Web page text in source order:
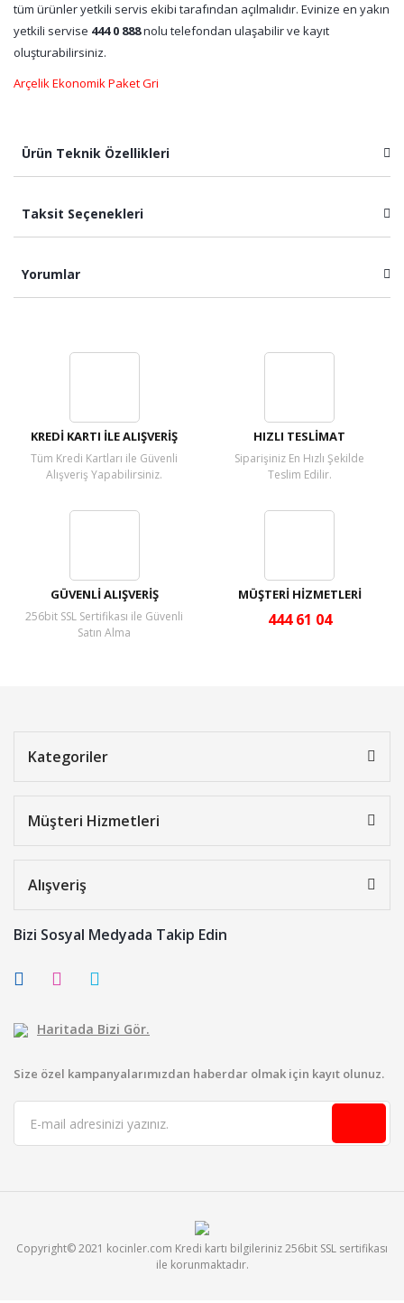
tüm ürünler yetkili servis ekibi tarafından açılmalıdır. Evinize en yakın
yetkili servise 444 0 888nolu telefondan ulaşabilir ve kayıt
oluşturabilirsiniz.
Arçelik Ekonomik Paket Gri
Ürün Teknik Özellikleri
Taksit Seçenekleri
Yorumlar
KREDİ KARTI İLE ALIŞVERİŞ
Tüm Kredi Kartları ile Güvenli
Alışveriş Yapabilirsiniz.
HIZLI TESLİMAT
Siparişiniz En Hızlı Şekilde
Teslim Edilir.
GÜVENLİ ALIŞVERİŞ
256bit SSL Sertifikası ile Güvenli
Satın Alma
MÜŞTERİ HİZMETLERİ
444 61 04
Kategoriler
Müşteri Hizmetleri
Alışveriş
Bizi Sosyal Medyada Takip Edin
Haritada Bizi Gör.
Size özel kampanyalarımızdan haberdar olmak için kayıt olunuz.
Copyright© 2021 kocinler.com Kredi kartı bilgileriniz 256bit SSL sertifikası
ile korunmaktadır.